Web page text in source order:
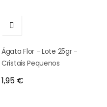

Ágata Flor - Lote 25gr -
Cristais Pequenos
Preço
1,95 €